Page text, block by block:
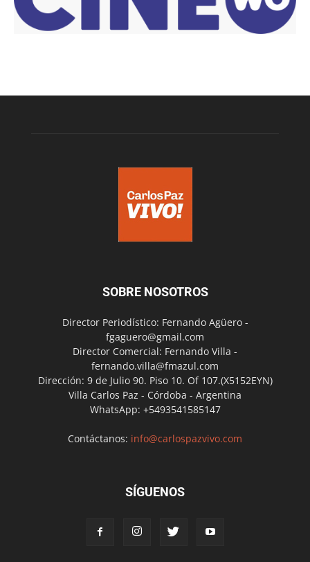
SOBRE NOSOTROS
Director Periodístico: Fernando Agüero -
fgaguero@gmail.com
Director Comercial: Fernando Villa -
fernando.villa@fmazul.com
Dirección: 9 de Julio 90. Piso 10. Of 107.(X5152EYN)
Villa Carlos Paz - Córdoba - Argentina
WhatsApp: +5493541585147
Contáctanos: info@carlospazvivo.com
SÍGUENOS